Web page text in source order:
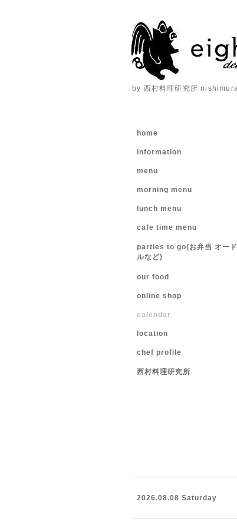
by 西村料理研究所
home
information
menu
morning menu
lunch menu
cafe time menu
parties to go(お弁当 オー
ルなど)
our food
online shop
calendar
location
chef profile
西村料理研究所
2026.08.08 Saturday